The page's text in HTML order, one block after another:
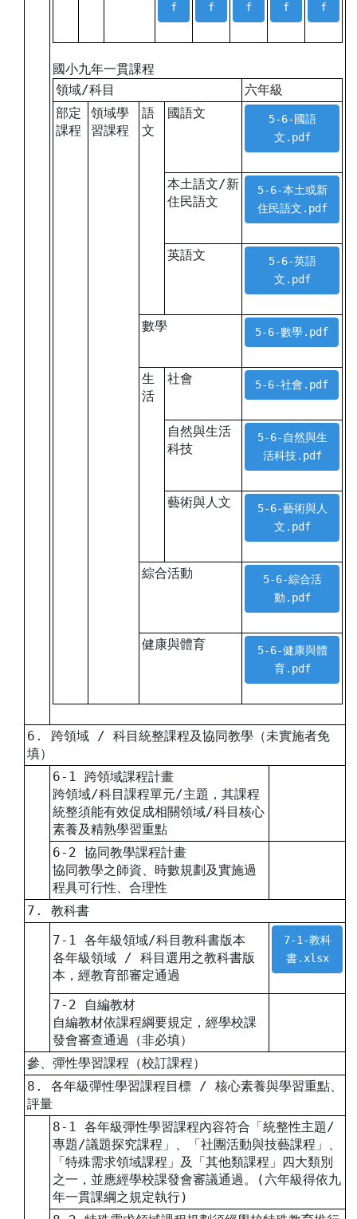
f f f f f
國小九年一貫課程
領域/科目
六年級
部定
課程
領域學
習課程
語
文
國語文
5-6-國語
文.pdf
本土語文/新
住民語文
5-6-本土或新
住民語文.pdf
英語文
5-6-英語
文.pdf
數學 5-6-數學.pdf
生
活
社會 5-6-社會.pdf
自然與生活
科技
5-6-自然與生
活科技.pdf
藝術與人文
5-6-藝術與人
文.pdf
綜合活動
5-6-綜合活
動.pdf
健康與體育
5-6-健康與體
育.pdf
6. 跨領域 / 科目統整課程及協同教學（未實施者免
填）
6-1 跨領域課程計畫
跨領域/科目課程單元/主題，其課程
統整須能有效促成相關領域/科目核心
素養及精熟學習重點
6-2 協同教學課程計畫
協同教學之師資、時數規劃及實施過
程具可行性、合理性
7. 教科書
7-1 各年級領域/科目教科書版本
各年級領域 / 科目選用之教科書版
本，經教育部審定通過
7-1-教科
書.xlsx
7-2 自編教材
自編教材依課程綱要規定，經學校課
發會審查通過（非必填）
參、彈性學習課程（校訂課程）
8. 各年級彈性學習課程目標 / 核心素養與學習重點、
評量
8-1 各年級彈性學習課程內容符合「統整性主題/
專題/議題探究課程」、「社團活動與技藝課程」、
「特殊需求領域課程」及「其他類課程」四大類別
之一，並應經學校課發會審議通過。(六年級得依九
年一貫課綱之規定執行)